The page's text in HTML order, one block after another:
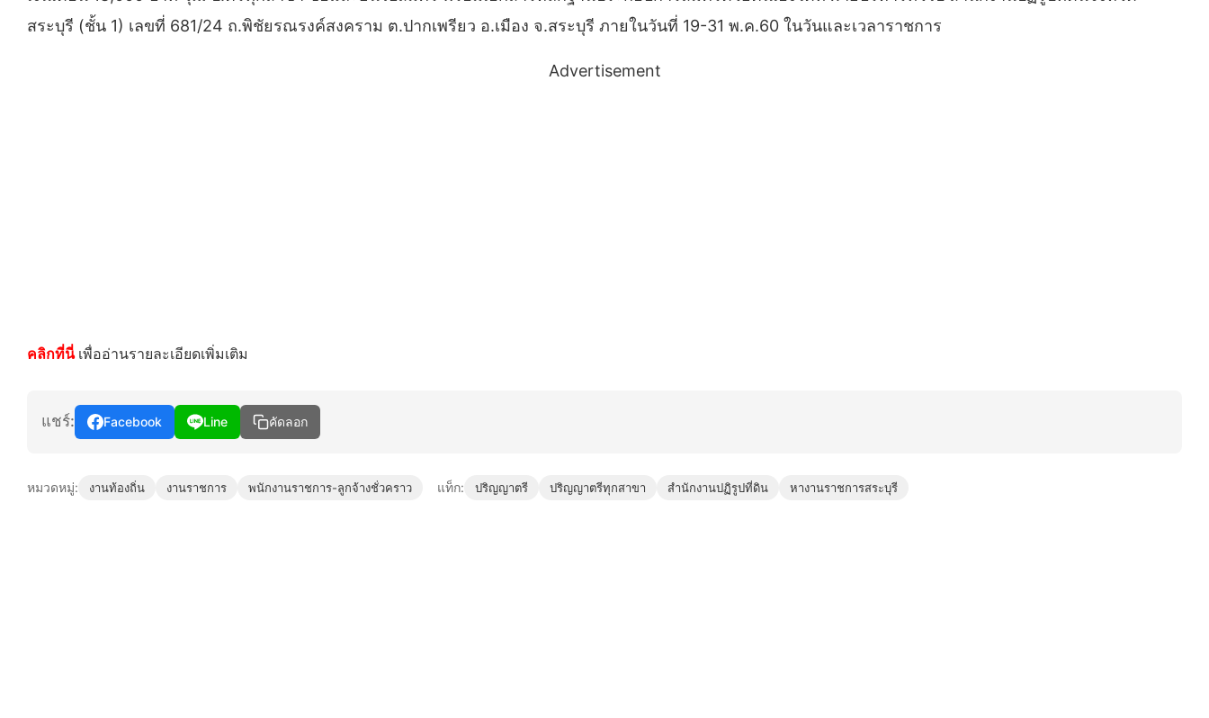
สระบุรี (ชั้น 1) เลขที่ 681/24 ถ.พิชัยรณรงค์สงคราม ต.ปากเพรียว อ.เมือง จ.สระบุรี ภายในวันที่ 19-31 พ.ค.60 ในวันและเวลาราชการ
Advertisement
คลิกที่นี่ เพื่ออ่านรายละเอียดเพิ่มเติม
แชร์: Facebook Line คัดลอก
หมวดหมู่: งานท้องถิ่น งานราชการ พนักงานราชการ-ลูกจ้างชั่วคราว แท็ก: ปริญญาตรี ปริญญาตรีทุกสาขา สำนักงานปฏิรูปที่ดิน หางานราชการสระบุรี